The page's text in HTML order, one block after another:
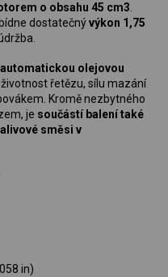
o obsahu 45 cm3
dostatečnývýkon 1,75
olejovou
řetězu, sílu mazání
Kromě nezbytného
je součástí balení také
směsi v
in)